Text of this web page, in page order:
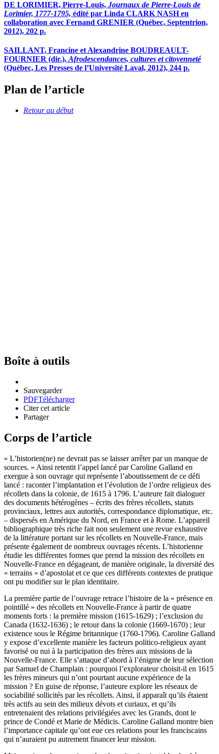
DE LORIMIER, Pierre-Louis, Journaux de Pierre-Louis de
Lorimier, 1777-1795, édité par Linda CLARK NASH en
collaboration avec Fernand GRENIER (Québec, Septentrion,
2012), 202 p.
SAILLANT, Francine et Alexandrine BOUDREAULT-
FOURNIER (dir.),Afrodescendances, cultures et citoyenneté
(Québec, Les Presses de l’Université Laval, 2012), 244 p.
Plan de l’article
Retour au début
Boîte à outils
Sauvegarder
PDFTélécharger
Citer cet article
Partager
Corps de l’article
« L’historien(ne) ne devrait pas se laisser arrêter par un manque de
sources. » Ainsi retentit l’appel lancé par Caroline Galland en
exergue à son ouvrage qui représente l’aboutissement de ce défi
lancé : raconter l’implantation et l’évolution de l’ordre religieux des
récollets dans la colonie, de 1615 à 1796. L’auteure fait dialoguer
des documents hétérogènes – écrits des frères récollets, statuts
provinciaux, lettres aux autorités, correspondance diplomatique, etc.
– dispersés en Amérique du Nord, en France et à Rome. L’appareil
bibliographique très riche fait non seulement une revue exhaustive
de la littérature portant sur les récollets en Nouvelle-France, mais
présente également de nombreux ouvrages récents. L’historienne
étudie les différentes formes que prend la mission des récollets en
Nouvelle-France en dégageant, de manière originale, la diversité des
« terrains » d’apostolat et ce que ces différents contextes de pratique
ont pu modifier sur le plan identitaire.
La première partie de l’ouvrage retrace l’histoire de la « présence en
pointillé » des récollets en Nouvelle-France à partir de quatre
moments forts : la première mission (1615-1629) ; l’exclusion du
Canada (1632-1636) ; le retour dans la colonie (1669-1670) ; leur
existence sous le Régime britannique (1760-1796). Caroline Galland
y expose d’excellente manière les facteurs politico-religieux ayant
favorisé ou nui à la participation des frères aux missions de la
Nouvelle-France. Elle s’attaque d’abord à l’énigme de leur sélection
par Samuel de Champlain : pourquoi l’explorateur choisit-il en 1615
les frères mineurs qui n’ont pourtant aucune expérience de la
mission ? En guise de réponse, l’auteure explore les réseaux de
sociabilité sollicités par les récollets. Ainsi, il apparaît qu’ils étaient
très actifs au sein des milieux dévots et curiaux, et qu’ils
entretenaient des relations privilégiées avec les Grands, dont le
prince de Condé et Marie de Médicis. Caroline Galland montre bien
l’importance capitale qu’ont eue ces relations pour les franciscains
qui n’auraient pu autrement financer leur mission.